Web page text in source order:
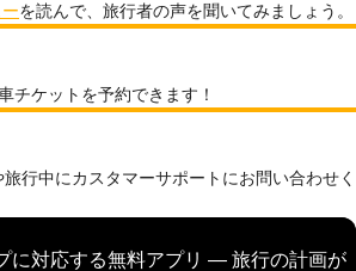
を読んで、旅行者の声を聞いてみましょう。
チケットを予約できます！
行中にカスタマーサポートにお問い合わせく
に対応する無料アプリ — 旅行の計画が